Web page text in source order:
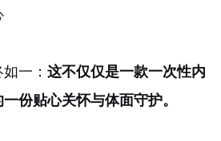
一： 这不仅仅是一款一次性内
份贴心关怀与体面守护。